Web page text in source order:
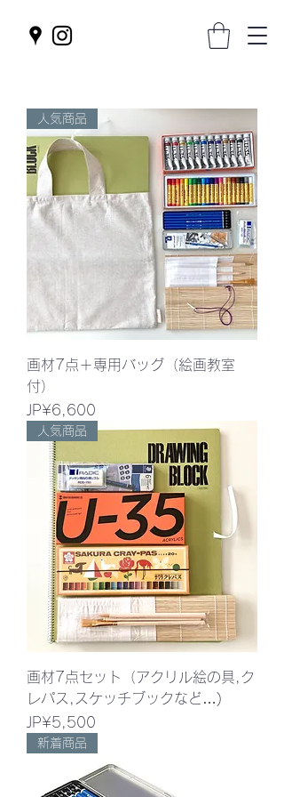
人気商品
画材7点＋専用バッグ（絵画教室
付）
價格
JP¥6,600
人気商品
画材7点セット（アクリル絵の具,ク
レパス,スケッチブックなど…)
價格
JP¥5,500
新着商品